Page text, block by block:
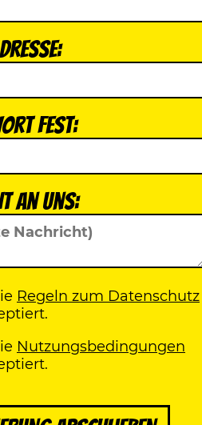
fest:
an uns:
Regeln zum Datenschutz
Nutzungsbedingungen